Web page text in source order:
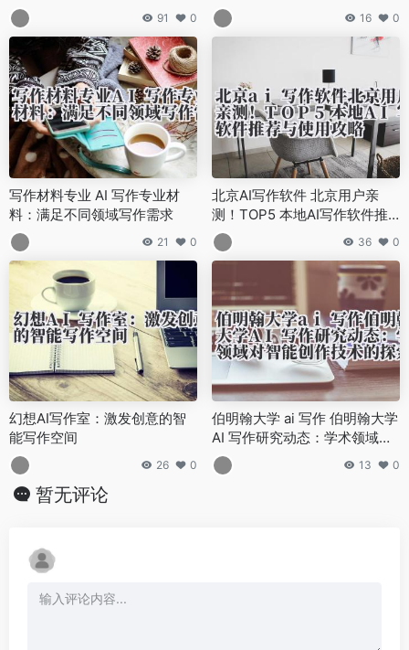
证
91 0
些场景竟能精准替代人工！
16 0
写作材料专业 AI 写作专业材
料：满足不同领域写作需求
21 0
北京AI写作软件 北京用户亲
测！TOP5 本地AI写作软件推
荐与使用攻略
36 0
幻想AI写作室：激发创意的智
能写作空间
26 0
伯明翰大学 ai 写作 伯明翰大学
AI 写作研究动态：学术领域对
智能创作技术的探索与应用案
例
13 0
暂无评论